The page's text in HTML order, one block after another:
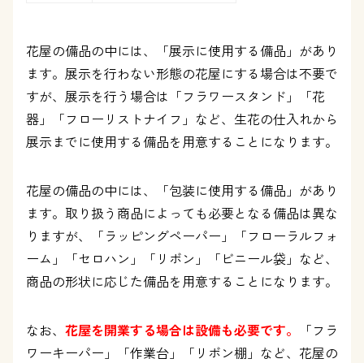
花屋の備品の中には、「展示に使用する備品」があり
ます。展示を行わない形態の花屋にする場合は不要で
すが、展示を行う場合は「フラワースタンド」「花
器」「フローリストナイフ」など、生花の仕入れから
展示までに使用する備品を用意することになります。
花屋の備品の中には、「包装に使用する備品」があり
ます。取り扱う商品によっても必要となる備品は異な
りますが、「ラッピングペーパー」「フローラルフォ
ーム」「セロハン」「リボン」「ビニール袋」など、
商品の形状に応じた備品を用意することになります。
なお、 花屋を開業する場合は設備も必要です。
「フラ
ワーキーパー」「作業台」「リボン棚」など、花屋の